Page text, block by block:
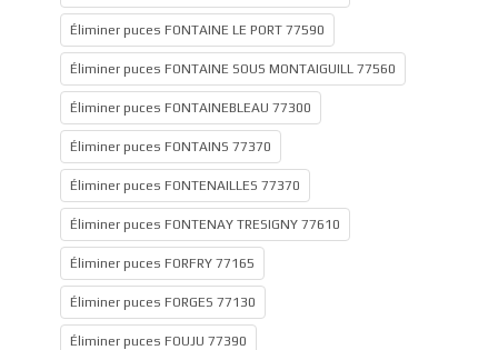
Éliminer puces FONTAINE LE PORT 77590
Éliminer puces FONTAINE SOUS MONTAIGUILL 77560
Éliminer puces FONTAINEBLEAU 77300
Éliminer puces FONTAINS 77370
Éliminer puces FONTENAILLES 77370
Éliminer puces FONTENAY TRESIGNY 77610
Éliminer puces FORFRY 77165
Éliminer puces FORGES 77130
Éliminer puces FOUJU 77390